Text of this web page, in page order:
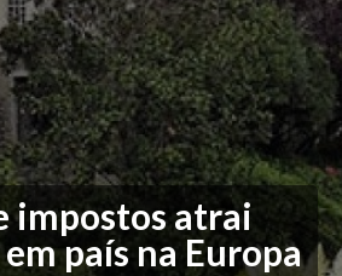
impostos atrai
país na Europa